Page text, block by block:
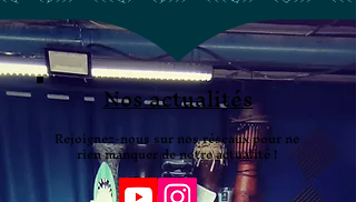
Nos actualités
Rejoignez-nous sur nos réseaux pour ne
rien manquer de notre actualité !